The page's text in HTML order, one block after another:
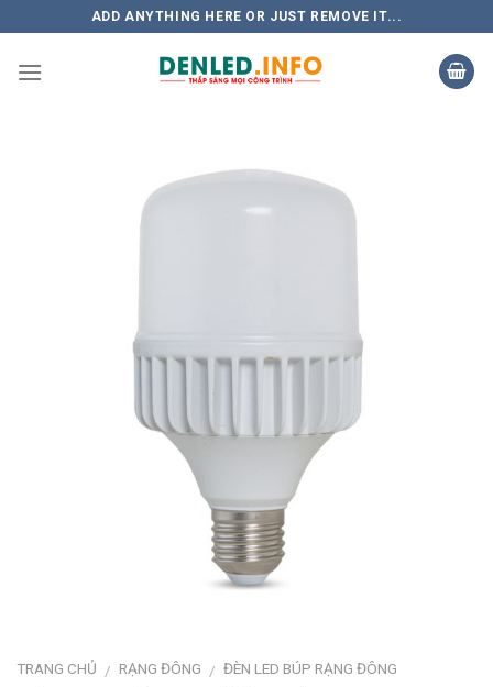
to
content
ADD ANYTHING HERE OR JUST REMOVE IT...
TRANG CHỦ / RẠNG ĐÔNG / ĐÈN LED BÚP RẠNG ĐÔNG